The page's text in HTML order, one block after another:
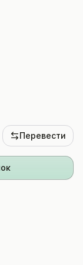
Перевести